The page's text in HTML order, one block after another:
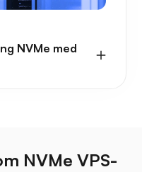
NVMe med
NVMe VPS-